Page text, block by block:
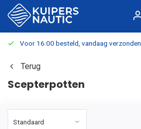
Voor 16:00 besteld, vandaag verzonden
Terug
Scepterpotten